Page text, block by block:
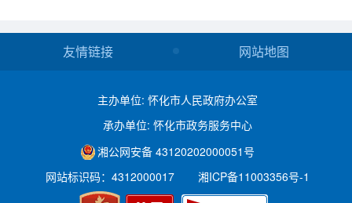
友情链接 网站地图
主办单位: 怀化市人民政府办公室
承办单位: 怀化市政务服务中心
湘公网安备 43120202000051号
网站标识码：4312000017
湘ICP备11003356号-1